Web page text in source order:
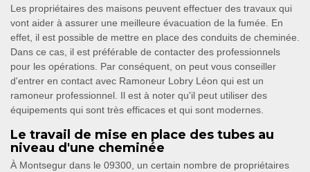
Les propriétaires des maisons peuvent effectuer des travaux qui
vont aider à assurer une meilleure évacuation de la fumée. En
effet, il est possible de mettre en place des conduits de cheminée.
Dans ce cas, il est préférable de contacter des professionnels
pour les opérations. Par conséquent, on peut vous conseiller
d'entrer en contact avec Ramoneur Lobry Léon qui est un
ramoneur professionnel. Il est à noter qu'il peut utiliser des
équipements qui sont très efficaces et qui sont modernes.
Le travail de mise en place des tubes au
niveau d'une cheminée
À Montsegur dans le 09300, un certain nombre de propriétaires